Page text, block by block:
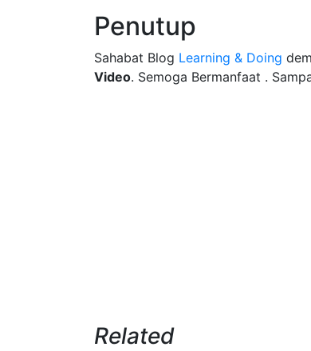
Penutup
Sahabat Blog Learning & Doing
Video. Semoga Bermanfaat .
Related